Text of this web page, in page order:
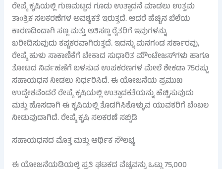
ರೇಷ್ಮೆ ಕೃಷಿಯಲ್ಲಿ ಗುಣಮಟ್ಟದ ಗೂಡು ಉತ್ಪಾದನೆ ಮಾಡಲು ಉತ್ತಮ
ತಾಂತ್ರಿಕ ಸಲಕರಣೆಗಳ ಅವಶ್ಯಕತೆ ಇರುತ್ತದೆ. ಆದರೆ ಹೆಚ್ಚಿನ ಬೆಲೆಯ
ಕಾರಣದಿಂದಾಗಿ ಸಣ್ಣ ಮತ್ತು ಅತಿಸಣ್ಣ ರೈತರಿಗೆ ಇವುಗಳನ್ನು
ಖರೀದಿಸುವುದು ಕಷ್ಟಕರವಾಗಿರುತ್ತದೆ. ಇದನ್ನು ಮನಗಂಡ ಸರ್ಕಾರವು,
ರೇಷ್ಮೆ ಹುಳು ಸಾಕಾಣಿಕೆಗೆ ಬೇಕಾದ ಸುಧಾರಿತ ಮೌಂಟೇಜಸ್‌ಗಳು ಹಾಗೂ
ತೋಟದ ನಿರ್ವಹಣೆಗೆ ಬಳಸುವ ಉಪಕರಣಗಳ ಮೇಲೆ ಶೇಕಡಾ 75ರಷ್ಟು
ಸಹಾಯಧನ ನೀಡಲು ನಿರ್ಧರಿಸಿದೆ. ಈ ಯೋಜನೆಯ ಪ್ರಮುಖ
ಉದ್ದೇಶವೆಂದರೆ ರೇಷ್ಮೆ ಕೃಷಿಯಲ್ಲಿ ಉತ್ಪಾದಕತೆಯನ್ನು ಹೆಚ್ಚಿಸುವುದು
ಮತ್ತು ಹೊಸದಾಗಿ ಈ ಕೃಷಿಯಲ್ಲಿ ತೊಡಗಿಸಿಕೊಳ್ಳುವ ಯುವಕರಿಗೆ ಬೆಂಬಲ
ನೀಡುವುದಾಗಿದೆ. ರೇಷ್ಮೆ ಕೃಷಿ ಸಲಕರಣೆ ಸಬ್ಸಿಡಿ
ಸಹಾಯಧನದ ಮೊತ್ತ ಮತ್ತು ಆರ್ಥಿಕ ಸೌಲಭ್ಯ
ಈ ಯೋಜನೆಯಡಿಯಲ್ಲಿ ಪ್ರತಿ ಘಟಕದ ವೆಚ್ಚವನ್ನು ಒಟ್ಟು 75,000